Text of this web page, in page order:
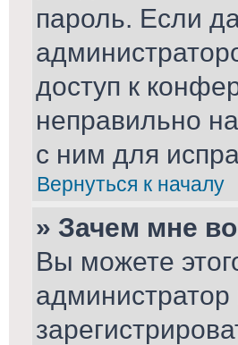
пароль. Если
доступ к
неправильно
с ним для
Вернуться к началу
» Зачем мне
Вы можете